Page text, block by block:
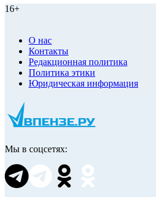
16+
О нас
Контакты
Редакционная политика
Политика этики
Юридическая информация
Мы в соцсетях: